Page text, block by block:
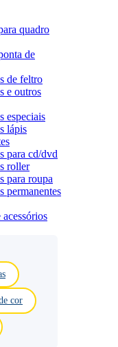
quadro
de
de feltro
e outros
especiais
lápis
para cd/dvd
roller
para roupa
permanentes
acessórios
cor